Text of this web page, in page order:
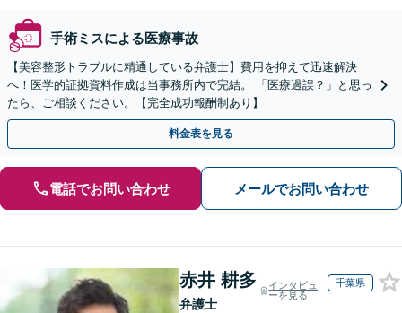
手術ミスによる医療事故
【美容整形トラブルに精通している弁護士】費用を抑えて迅速解決
へ！医学的証拠資料作成は当事務所内で完結。 「医療過誤？」と思っ
たら、ご相談ください。【完全成功報酬制あり】
料金表を見る
電話でお問い合わせ メールでお問い合わせ
赤井 耕多
弁護士
インタビュ
ーを見る
千葉県